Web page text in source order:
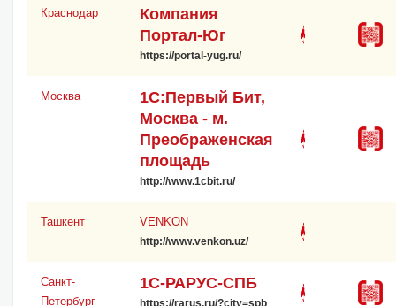
Краснодар
Компания
Портал-Юг
https://portal-yug.ru/
Москва
1С:Первый Бит,
Москва - м.
Преображенская
площадь
http://www.1cbit.ru/
Ташкент VENKON
http://www.venkon.uz/
Санкт-
Петербург
1С-РАРУС-СПБ
https://rarus.ru/?city=spb